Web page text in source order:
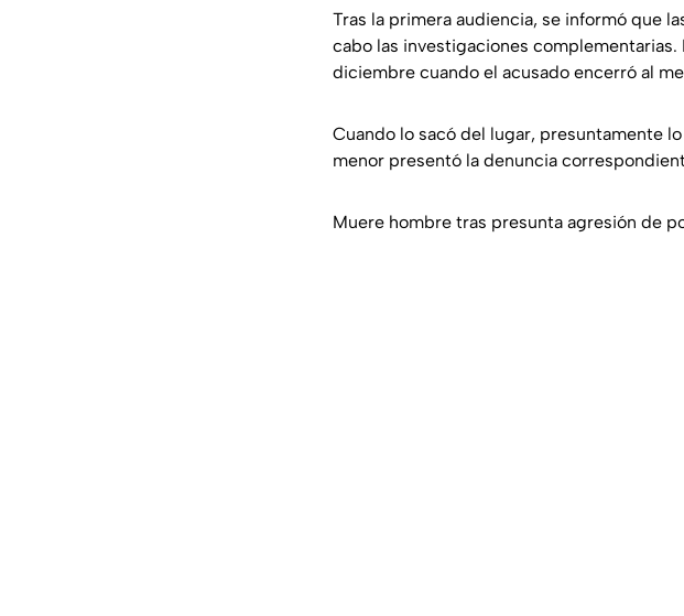
Tras la primera audiencia, se informó que
cabo las investigaciones
diciembre cuando el acusado encerró al
Cuando lo sacó del lugar, presuntamente lo
menor presentó la denuncia
Muere hombre tras presunta agresión de